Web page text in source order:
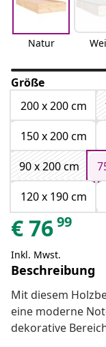
Natur
Größe
200 x 200 cm
150 x 200 cm
90 x 200 cm
120 x 190 cm
€7699
Inkl. Mwst.
Beschreibung
Mit diesem
eine moderne
dekorative